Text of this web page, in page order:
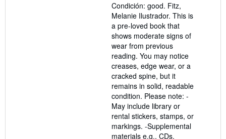
Condición: good. Fitz,
Melanie Ilustrador. This is
a pre-loved book that
shows moderate signs of
wear from previous
reading. You may notice
creases, edge wear, or a
cracked spine, but it
remains in solid, readable
condition. Please note: -
May include library or
rental stickers, stamps, or
markings. -Supplemental
materials e.g., CDs,